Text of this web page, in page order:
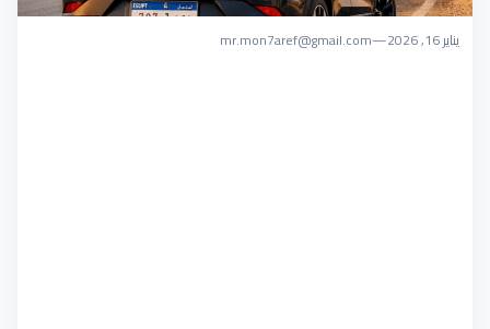
يناير 16, 2026 —
mr.mon7aref@gmail.com